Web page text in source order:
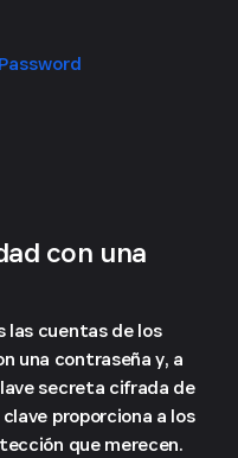
con una
las cuentas de los
una contraseña y, a
secreta cifrada de
proporciona a los
que merecen.